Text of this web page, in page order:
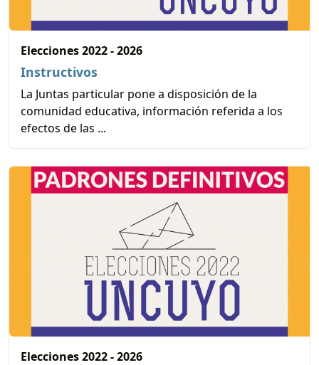
Elecciones 2022 - 2026
Instructivos
La Juntas particular pone a disposición de la
comunidad educativa, información referida a los
efectos de las ...
Elecciones 2022 - 2026